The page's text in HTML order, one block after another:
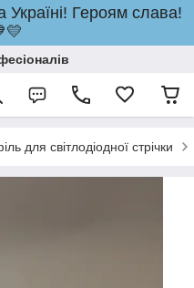
Героям слава!
для світлодіодної стрічки